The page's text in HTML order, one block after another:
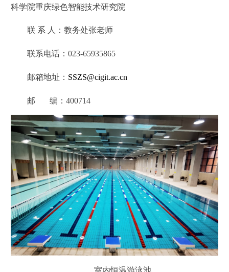
科学院重庆绿色智能技术研究院
联 系 人：教务处张老师
联系电话：023-65935865
邮箱地址： SSZS@cigit.ac.cn
邮 编：400714
室内恒温游泳池